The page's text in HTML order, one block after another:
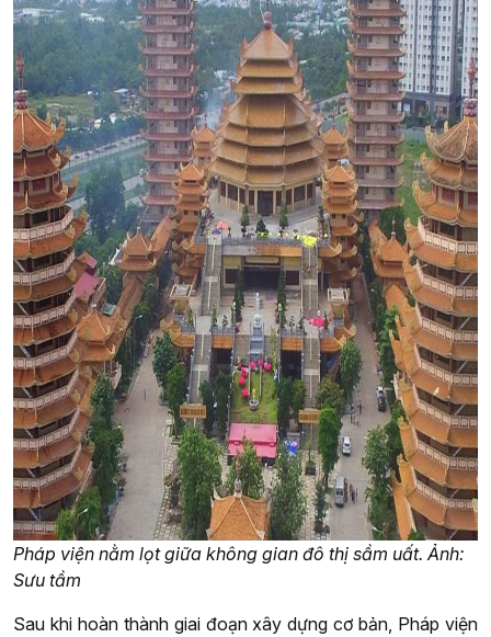
Pháp viện nằm lọt giữa không gian đô thị sầm uất. Ảnh:
Sưu tầm
Sau khi hoàn thành giai đoạn xây dựng cơ bản, Pháp viện